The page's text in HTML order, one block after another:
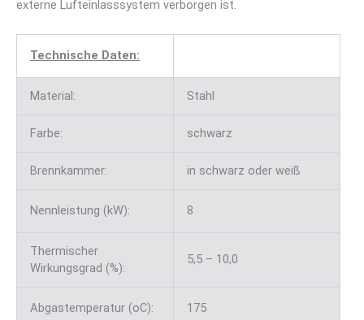
externe Lufteinlasssystem verborgen ist.
Technische Daten:
Material: Stahl
Farbe: schwarz
Brennkammer: in schwarz oder weiß
Nennleistung (kW): 8
Thermischer
Wirkungsgrad (%):
5,5 – 10,0
Abgastemperatur (oC): 175